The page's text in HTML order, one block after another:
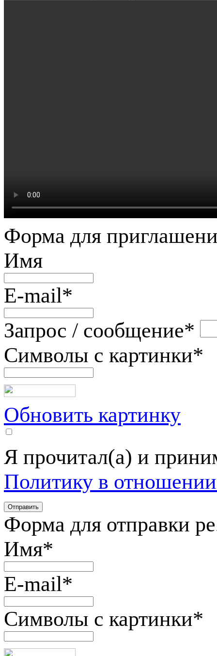
Форма для
Имя
E-mail*
Запрос / сообщение*
Символы с картинки*
Обновить картинку
Я прочитал(а) и
Политику в
Форма для отправки
Имя*
E-mail*
Символы с картинки*